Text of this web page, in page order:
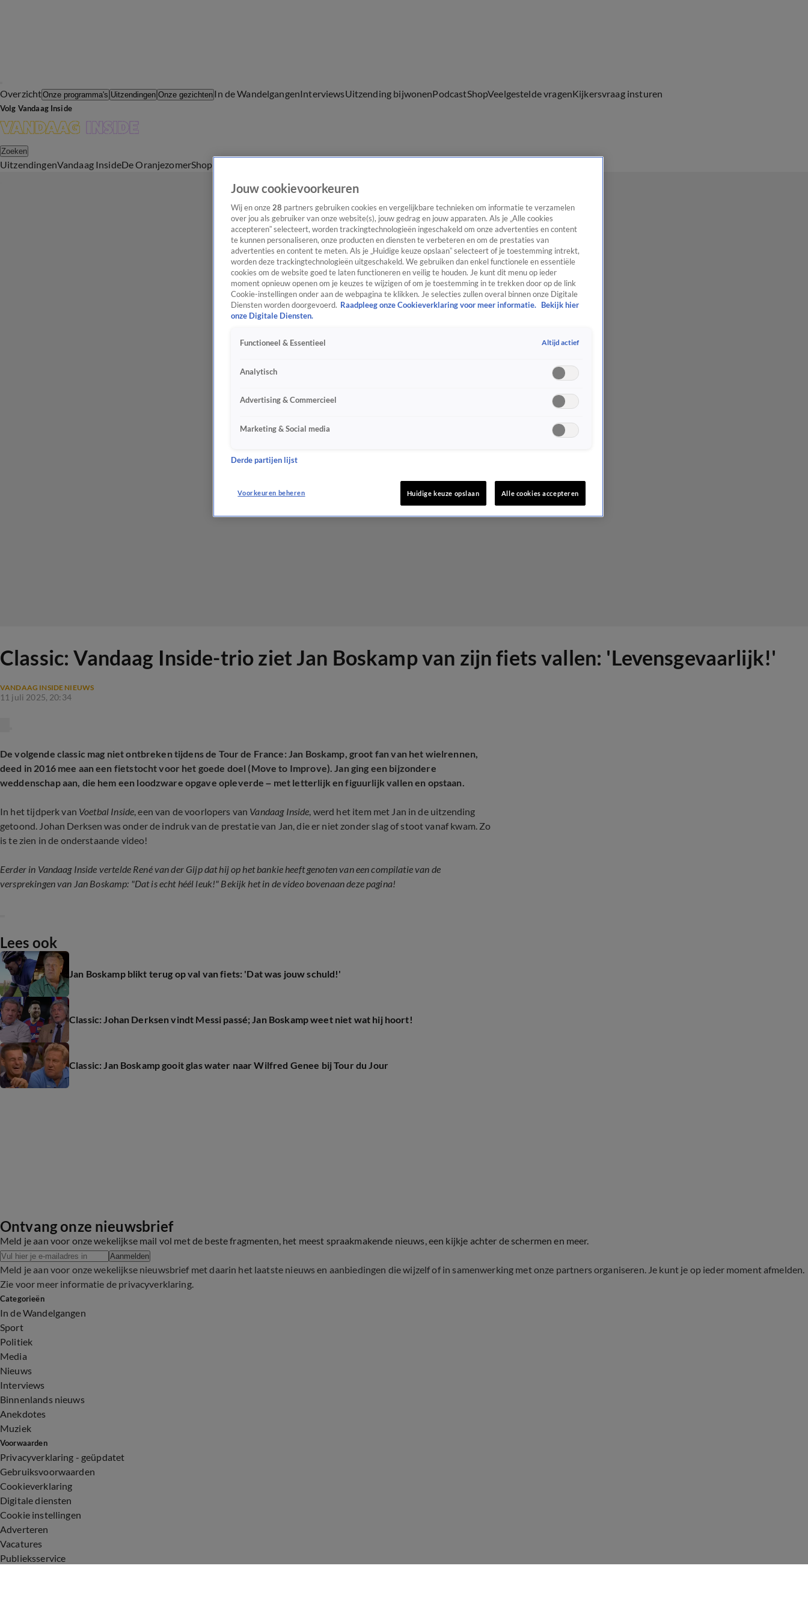
OverzichtOnze programma's Uitzendingen Onze gezichten In de WandelgangenInterviewsUitzending bijwonenPodcastShopVeelgestelde vragenKijkersvraag insturen
Volg Vandaag Inside
Zoeken
UitzendingenVandaag InsideDe OranjezomerShop
Classic: Vandaag Inside-trio ziet Jan Boskamp van zijn fiets vallen: 'Levensgevaarlijk!'
VANDAAG INSIDE NIEUWS
11 juli 2025, 20:34
De volgende classic mag niet ontbreken tijdens de Tour de France: Jan Boskamp, groot fan van het wielrennen,
deed in 2016 mee aan een fietstocht voor het goede doel (Move to Improve). Jan ging een bijzondere
weddenschap aan, die hem een loodzware opgave opleverde – met letterlijk en figuurlijk vallen en opstaan.
In het tijdperk van Voetbal Inside, een van de voorlopers van Vandaag Inside, werd het item met Jan in de uitzending
getoond. Johan Derksen was onder de indruk van de prestatie van Jan, die er niet zonder slag of stoot vanaf kwam. Zo
is te zien in de onderstaande video!
Eerder in Vandaag Inside vertelde René van der Gijp dat hij op het bankie heeft genoten van een compilatie van de
versprekingen van Jan Boskamp: "Dat is echt héél leuk!" Bekijk het in de video bovenaan deze pagina!
Lees ook
Jan Boskamp blikt terug op val van fiets: 'Dat was jouw schuld!'
Classic: Johan Derksen vindt Messi passé; Jan Boskamp weet niet wat hij hoort!
Classic: Jan Boskamp gooit glas water naar Wilfred Genee bij Tour du Jour
Ontvang onze nieuwsbrief
Meld je aan voor onze wekelijkse mail vol met de beste fragmenten, het meest spraakmakende nieuws, een kijkje achter de schermen en meer.
Aanmelden
Meld je aan voor onze wekelijkse nieuwsbrief met daarin het laatste nieuws en aanbiedingen die wijzelf of in samenwerking met onze partners organiseren. Je kunt je op ieder moment afmelden.
Zie voor meer informatie de privacyverklaring.
Categorieën
In de Wandelgangen
Sport
Politiek
Media
Nieuws
Interviews
Binnenlands nieuws
Anekdotes
Muziek
Voorwaarden
Privacyverklaring - geüpdatet
Gebruiksvoorwaarden
Cookieverklaring
Digitale diensten
Cookie instellingen
Adverteren
Vacatures
Publieksservice
Jouw cookievoorkeuren
Wij en onze 28 partners gebruiken cookies en vergelijkbare technieken om informatie te verzamelen
over jou als gebruiker van onze website(s), jouw gedrag en jouw apparaten. Als je „Alle cookies
accepteren” selecteert, worden trackingtechnologieën ingeschakeld om onze advertenties en content
te kunnen personaliseren, onze producten en diensten te verbeteren en om de prestaties van
advertenties en content te meten. Als je „Huidige keuze opslaan” selecteert of je toestemming intrekt,
worden deze trackingtechnologieën uitgeschakeld. We gebruiken dan enkel functionele en essentiële
cookies om de website goed te laten functioneren en veilig te houden. Je kunt dit menu op ieder
moment opnieuw openen om je keuzes te wijzigen of om je toestemming in te trekken door op de link
Cookie-instellingen onder aan de webpagina te klikken. Je selecties zullen overal binnen onze Digitale
Diensten worden doorgevoerd. Raadpleeg onze Cookieverklaring voor meer informatie.
Bekijk hier
onze Digitale Diensten.
Functioneel & Essentieel Altijd actief
Analytisch
Advertising & Commercieel
Marketing & Social media
Derde partijen lijst
Voorkeuren beheren Huidige keuze opslaan Alle cookies accepteren